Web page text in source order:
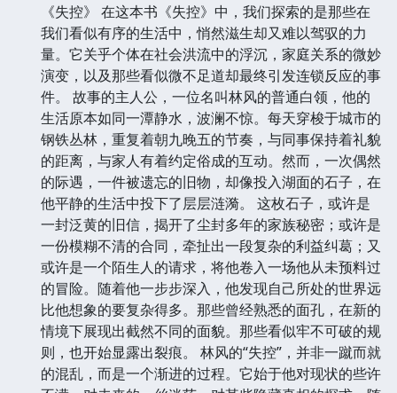
《失控》 在这本书《失控》中，我们探索的是那些在
我们看似有序的生活中，悄然滋生却又难以驾驭的力
量。它关乎个体在社会洪流中的浮沉，家庭关系的微妙
演变，以及那些看似微不足道却最终引发连锁反应的事
件。 故事的主人公，一位名叫林风的普通白领，他的
生活原本如同一潭静水，波澜不惊。每天穿梭于城市的
钢铁丛林，重复着朝九晚五的节奏，与同事保持着礼貌
的距离，与家人有着约定俗成的互动。然而，一次偶然
的际遇，一件被遗忘的旧物，却像投入湖面的石子，在
他平静的生活中投下了层层涟漪。 这枚石子，或许是
一封泛黄的旧信，揭开了尘封多年的家族秘密；或许是
一份模糊不清的合同，牵扯出一段复杂的利益纠葛；又
或许是一个陌生人的请求，将他卷入一场他从未预料过
的冒险。随着他一步步深入，他发现自己所处的世界远
比他想象的要复杂得多。那些曾经熟悉的面孔，在新的
情境下展现出截然不同的面貌。那些看似牢不可破的规
则，也开始显露出裂痕。 林风的“失控”，并非一蹴而就
的混乱，而是一个渐进的过程。它始于他对现状的些许